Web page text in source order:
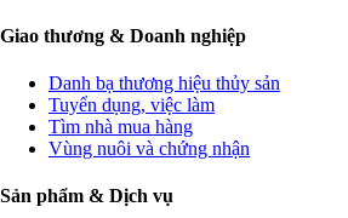
Giao thương & Doanh nghiệp
Danh bạ thương hiệu thủy sản
Tuyển dụng, việc làm
Tìm nhà mua hàng
Vùng nuôi và chứng nhận
Sản phẩm & Dịch vụ